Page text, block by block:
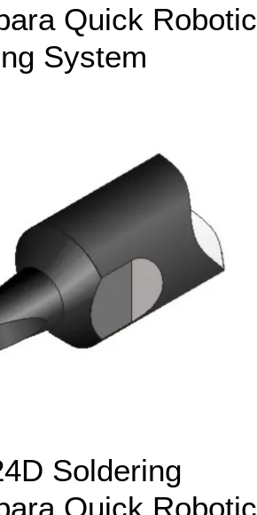
Quick Robotic
System
Soldering
Quick Robotic